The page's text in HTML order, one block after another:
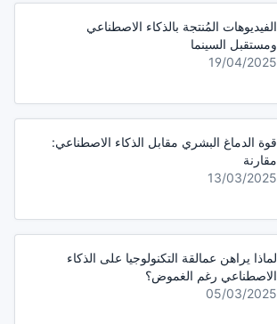
الفيديوهات المُنتجة بالذكاء الاصطناعي
ومستقبل السينما
19/04/2025
قوة الدماغ البشري مقابل الذكاء الاصطناعي:
مقارنة
13/03/2025
لماذا يراهن عمالقة التكنولوجيا على الذكاء
الاصطناعي رغم الغموض؟
05/03/2025